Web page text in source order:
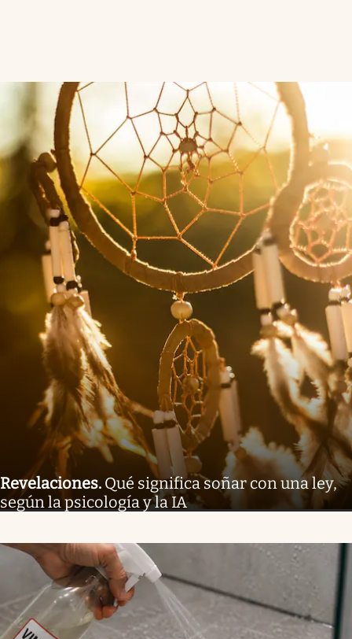
Revelaciones. Qué significa soñar con una ley,
según la psicología y la IA